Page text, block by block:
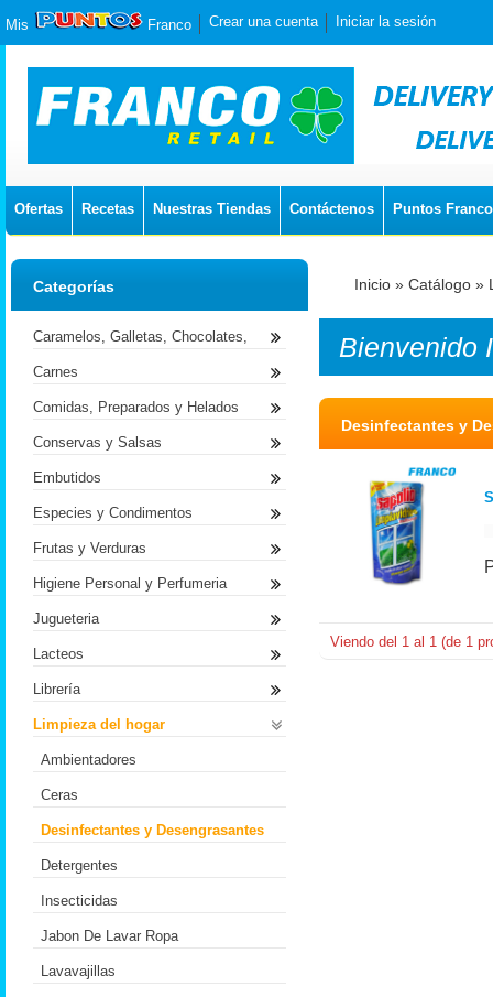
Mis Franco Crear una cuenta Iniciar la sesión
Ofertas Recetas Nuestras Tiendas Contáctenos Puntos Franco
Inicio » Catálogo »
Bienvenido
Desinfectantes y
Viendo del 1 al 1 (de 1
Categorías
Caramelos, Galletas, Chocolates,
Carnes
Comidas, Preparados y Helados
Conservas y Salsas
Embutidos
Especies y Condimentos
Frutas y Verduras
Higiene Personal y Perfumeria
Jugueteria
Lacteos
Librería
Limpieza del hogar
Ambientadores
Ceras
Desinfectantes y Desengrasantes
Detergentes
Insecticidas
Jabon De Lavar Ropa
Lavavajillas